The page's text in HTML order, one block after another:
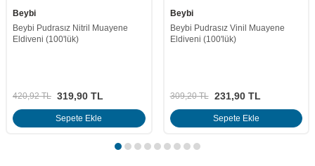
Beybi
Beybi Pudrasız Nitril Muayene
Eldiveni (100'lük)
420,92TL 319,90 TL
Sepete Ekle
Beybi
Beybi Pudrasız Vinil Muayene
Eldiveni (100'lük)
309,20TL 231,90TL
Sepete Ekle